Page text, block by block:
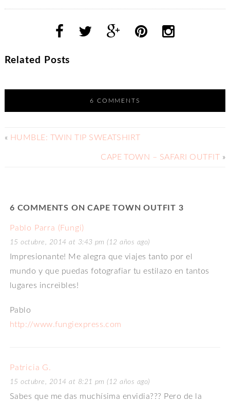
Related Posts
6 COMMENTS
« HUMBLE: TWIN TIP SWEATSHIRT
CAPE TOWN – SAFARI OUTFIT »
6 COMMENTS ON CAPE TOWN OUTFIT 3
Pablo Parra (Fungi)
15 octubre, 2014 at 3:43 pm (12 años ago)
Impresionante! Me alegra que viajes tanto por el
mundo y que puedas fotografiar tu estilazo en tantos
lugares increìbles!
Pablo
http://www.fungiexpress.com
Patricia G.
15 octubre, 2014 at 8:21 pm (12 años ago)
Sabes que me das muchísima envidia??? Pero de la